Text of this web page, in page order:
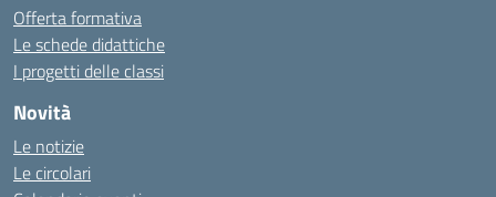
Offerta formativa
Le schede didattiche
I progetti delle classi
Novità
Le notizie
Le circolari